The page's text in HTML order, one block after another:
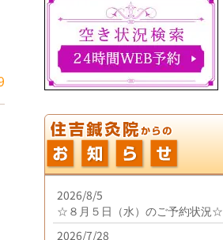
2026/8/5
☆８月５日（水）のご予約状況☆
2026/7/28